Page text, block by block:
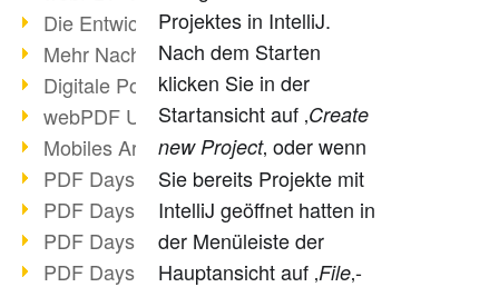
Die Entwicklung von PDF/X
Mehr Nachhaltigkeit durch PDF
Digitale Post als PDF/A
webPDF Update 8.0.0.2531
Mobiles Arbeiten mit PDF
PDF Days 2022 Themenblock 3
PDF Days 2022 Themenblock 2
PDF Days 2022 Themenblock 1
PDF Days Europe 2022
Projektes in IntelliJ.
Nach dem Starten
klicken Sie in der
Startansicht auf ‚Create
new Project‚ oder wenn
Sie bereits Projekte mit
IntelliJ geöffnet hatten in
der Menüleiste der
Hauptansicht auf ‚File‚-